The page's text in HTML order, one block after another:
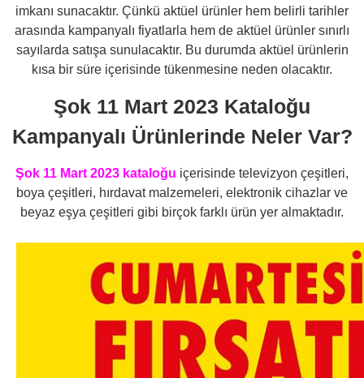
imkanı sunacaktır. Çünkü aktüel ürünler hem belirli tarihler
arasında kampanyalı fiyatlarla hem de aktüel ürünler sınırlı
sayılarda satışa sunulacaktır. Bu durumda aktüel ürünlerin
kısa bir süre içerisinde tükenmesine neden olacaktır.
Şok 11 Mart 2023 Kataloğu
Kampanyalı Ürünlerinde Neler Var?
Şok 11 Mart 2023 kataloğu içerisinde televizyon çeşitleri,
boya çeşitleri, hırdavat malzemeleri, elektronik cihazlar ve
beyaz eşya çeşitleri gibi birçok farklı ürün yer almaktadır.